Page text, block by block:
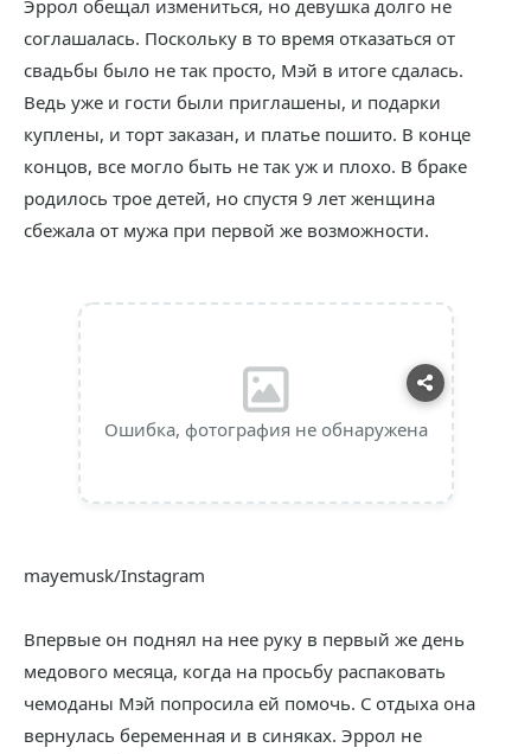
Эррол обещал измениться, но девушка долго не
соглашалась. Поскольку в то время отказаться от
свадьбы было не так просто, Мэй в итоге сдалась.
Ведь уже и гости были приглашены, и подарки
куплены, и торт заказан, и платье пошито. В конце
концов, все могло быть не так уж и плохо. В браке
родилось трое детей, но спустя 9 лет женщина
сбежала от мужа при первой же возможности.
Ошибка, фотография не обнаружена
mayemusk/Instagram
Впервые он поднял на нее руку в первый же день
медового месяца, когда на просьбу распаковать
чемоданы Мэй попросила ей помочь. С отдыха она
вернулась беременная и в синяках. Эррол не